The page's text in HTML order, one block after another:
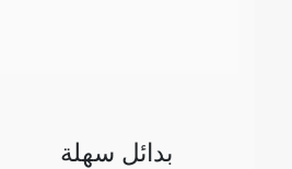
بدائل سهلة